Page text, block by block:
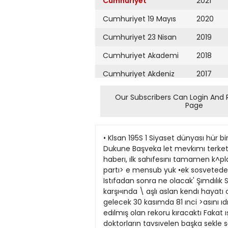
Cumhuriyet 19 Mayıs
Cumhuriyet 23 Nisan
Cumhuriyet Akademi
Cumhuriyet Akdeniz
Cumhuriyet Alışveriş
Cumhuriyet Ankara
Cumhuriyet Büyük
Taaruz
Cumhuriyet
Cumartesi
Cumhuriyet Çevre
2020
2019
2018
2017
2016
2015
2013
2011
2010
2009
Our Subscribers Can Login And
Page
• Klsan 195S 1 Siyaset dünyası hür bir adam kaybediyor «Onumuzdekı 5 nısan gunu Wınston Chuıchıll Majeste Kralıçe ve Edmburg Dukune Başveka let mevkımı terketmek arzusunu bıldırecek » Geçen pazartesı sabahı, gunluk Işçı Partısı gazetesı, Daıly Herald, bu haberı, ılk sahıfesını tamamen k^plavan bır başlıkla verdı ve ılâve ettı «Edcn 5 nısanda yenı vanfesıne başlayacaktır'» Muhafazakâr partı> e mensub yuk •ek sosveteden hanımların »alonla rında da Lady Churchıll'ın «bır apartıman» aradığı soylenerek haber teyıd edıldı Istıfadan sonra ne olacak' Şımdılık Sır VVınston ve Lady Clenvntıne Paskal\a tatılını Sıcıhada geçırecekler Akdenızın berrak suları karşı«ında \ aşlı aslan kendı hayatı olan bu olçuler dışındakl varlık hskkında duşunmeğe zaman bulmuş olacak Sır VVınston Churchıll gelecek 30 kasımda 81 ınci >asını ıdrak edecektır Dort ser* daha sabretsevdı 84 vaşmda ıktı darı terkeden Gladstone tarahndan te<=ıs edılmış olan rekoru kıracaktı Fakat ışın bu gıdışını aılesmın muşfık ve endışelı zorlaması, gunun sıyasi meselelerının kansıkhğj ve bılhas'a doktorların tavsıvelen başka sekle soktu Sır Wınstor> Churchıll, siyaset sahnesmı terkedeken esef duymaktan gen kal. mıyor Aynı zamanda onun çekılı $uiı eormekten teessur duymamak mumkun değıl Prense* Margaret de en çok teessur duyanlar ara«ındadır zıra Sır Wınston Churchıll, Prensesm en seçkın dortlanndan bırıdır 1 ı 1 • K T İ I1 A L A R 1 Sandallarla 1 NewYork'ta açılan bır »u spor lan »ergısmde iandal ve motorler ıçın ufak bır radar cıhazı da gosterılmıştır Dıger yenılıkler ara«mda dıkkatı çeken cıhaz, kuçuk teknelen muhtemel tehhkelerden koruyacaktır Meselâ ııslı, yağmurlu veya hrtınalı havalarda lırnana girıp çıkarken teknelerın marui kalacaklan çarpışmalan onleyescek goz gozu gormez bır hav amn ıçınde ıstıkamet tayını ıle hava şartlannın hazırladığı uzak veja jakın engelleıı gormege >ara\acaktır Pazar veya tatıl gunlenni denız le geçırmek ıstnen amator de nızcılere bılhassa tavsıve edılen bu kuçuk radar aletı denız uzer n de bırden bozan havaja karfı korunma vasıtasıdır Aynasmda tekne ıçın tehlıkeli olabılecek her turlu engelı gosterdığı ıçın ona (kuçuk denız adamlarınin gozu» denmektedır Aynı ısmın, ufak teknelerde lç goren balıkçı veya kajıkçılar» ds «umulu tabııdir Çunkü ınsanın gozunu kor eden o şartlar ıçınde »teknığın gozu» imdada vetışecektır Alet hakkmda verılen bılgı kısaca şudur 1500 metre mesafeden gosteiTnedıgı |ey vokrur Su uze r me atılmış yabancı bır cısım bu mesafe dahı1 nde Rorulebıldığı gıbı esasen orada mevcud sabıt manıalarda gomlebıhr Meselâ bır a§ac kutuŞfl veva su vuzunde